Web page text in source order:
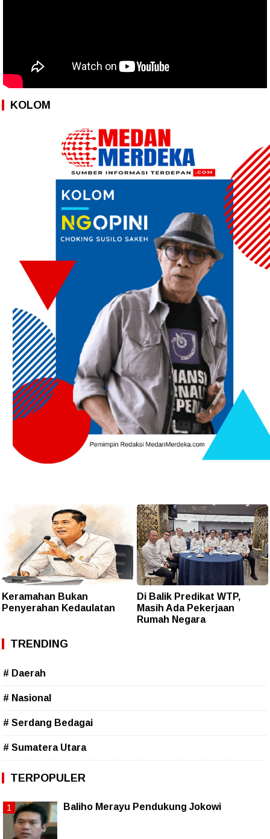
KOLOM
Keramahan Bukan
Penyerahan Kedaulatan
Di Balik Predikat WTP,
Masih Ada Pekerjaan
Rumah Negara
TRENDING
# Daerah
# Nasional
# Serdang Bedagai
# Sumatera Utara
TERPOPULER
Baliho Merayu Pendukung Jokowi